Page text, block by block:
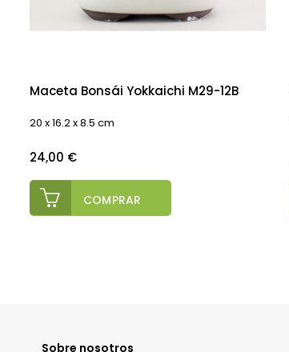
Maceta Bonsái Yokkaichi M29-12B
20 x 16.2 x 8.5 cm
Precio
24,00 €
COMPRAR
Sobre nosotros